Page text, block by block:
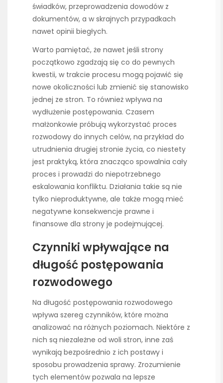
świadków, przeprowadzenia dowodów z
dokumentów, a w skrajnych przypadkach
nawet opinii biegłych.
Warto pamiętać, że nawet jeśli strony
początkowo zgadzają się co do pewnych
kwestii, w trakcie procesu mogą pojawić się
nowe okoliczności lub zmienić się stanowisko
jednej ze stron. To również wpływa na
wydłużenie postępowania. Czasem
małżonkowie próbują wykorzystać proces
rozwodowy do innych celów, na przykład do
utrudnienia drugiej stronie życia, co niestety
jest praktyką, która znacząco spowalnia cały
proces i prowadzi do niepotrzebnego
eskalowania konfliktu. Działania takie są nie
tylko nieproduktywne, ale także mogą mieć
negatywne konsekwencje prawne i
finansowe dla strony je podejmującej.
Czynniki wpływające na
długość postępowania
rozwodowego
Na długość postępowania rozwodowego
wpływa szereg czynników, które można
analizować na różnych poziomach. Niektóre z
nich są niezależne od woli stron, inne zaś
wynikają bezpośrednio z ich postawy i
sposobu prowadzenia sprawy. Zrozumienie
tych elementów pozwala na lepsze